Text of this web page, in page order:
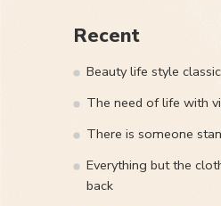
Recent
Beauty life style classic
The need of life with
There is someone
Everything but the
back